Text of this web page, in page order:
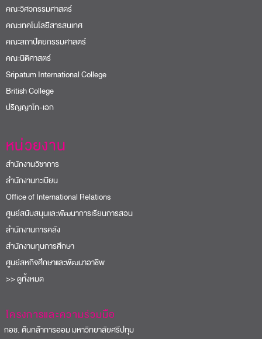
คณะวิศวกรรมศาสตร์
คณะเทคโนโลยีสารสนเทศ
คณะสถาปัตยกรรมศาสตร์
คณะนิติศาสตร์
Sripatum International College
British College
ปริญญาโท-เอก
หน่วยงาน
สำนักงานวิชาการ
สำนักงานทะเบียน
Office of International Relations
ศูนย์สนับสนุนและพัฒนาการเรียนการสอน
สำนักงานการคลัง
สำนักงานทุนการศึกษา
ศูนย์สหกิจศึกษาและพัฒนาอาชีพ
>> ดูทั้งหมด
โครงการและความร่วมมือ
ช. ต้นกล้าการออม มหาวิทยาลัยศรีปทุม